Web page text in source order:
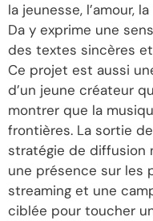
la jeunesse, l’amour,
Da y exprime une
des textes sincères
Ce projet est aussi
d’un jeune créateur
montrer que la
frontières. La sortie de
stratégie de diffusion
une présence sur les
streaming et une
ciblée pour toucher